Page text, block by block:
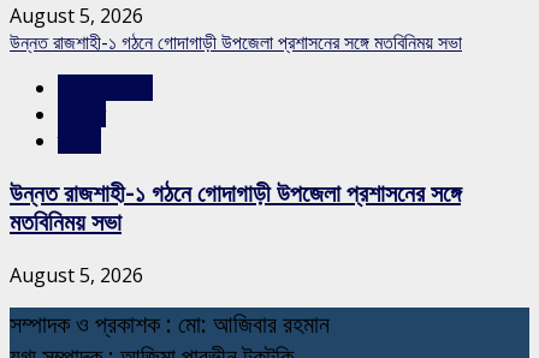
August 5, 2026
উন্নত রাজশাহী-১ গঠনে গোদাগাড়ী উপজেলা প্রশাসনের সঙ্গে মতবিনিময় সভা
উন্নত রাজশাহী-১ গঠনে গোদাগাড়ী উপজেলা প্রশাসনের সঙ্গে
মতবিনিময় সভা
August 5, 2026
সম্পাদক ও প্রকাশক : মো: আজিবার রহমান